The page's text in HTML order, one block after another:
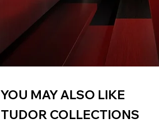
TUDOR COLLECTIONS
YOU MAY ALSO LIKE